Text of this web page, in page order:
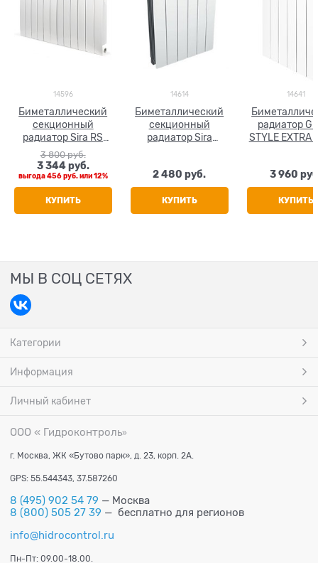
14596
Биметаллический
секционный
радиатор Sira RS
500, 4 секций
3 800 руб.
3 344 руб.
выгода456 руб.или12%
КУПИТЬ
14614
Биметаллический
секционный
радиатор Sira
2 480 руб.
КУПИТЬ
14641
радиатор
STYLE EXTRA
3 960
КУПИТЬ
МЫ В СОЦ СЕТЯХ
Категории
Информация
Личный кабинет
ООО « Гидроконтроль»
г. Москва, ЖК «Бутово парк», д. 23, корп. 2А.
GPS: 55.544343, 37.587260
8 (495) 902 54 79 — Москва
8 (800) 505 27 39 — бесплатно для регионов
info@hidrocontrol.ru
Пн-Пт: 09.00-18.00.